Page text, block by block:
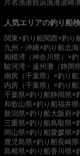
片名漁港姪浜漁港波崎
人気エリアの釣り船
関東×釣り船関西×釣り
九州・沖縄×釣り船北
相模湾（神奈川県）×釣
駿河湾・遠州灘（静岡
南房（千葉県）×釣り船
内房（千葉県）×釣り船
千葉県×釣り船静岡県×
和歌山県×釣り船福井
新潟県×釣り船大阪府×
三重県×釣り船鳥取県×
岡山県×釣り船愛媛県×
鹿児島県×釣り船長崎
島根県×釣り船香川県×